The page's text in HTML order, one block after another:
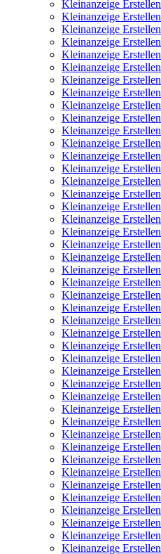
Kleinanzeige Erstellen
Kleinanzeige Erstellen
Kleinanzeige Erstellen
Kleinanzeige Erstellen
Kleinanzeige Erstellen
Kleinanzeige Erstellen
Kleinanzeige Erstellen
Kleinanzeige Erstellen
Kleinanzeige Erstellen
Kleinanzeige Erstellen
Kleinanzeige Erstellen
Kleinanzeige Erstellen
Kleinanzeige Erstellen
Kleinanzeige Erstellen
Kleinanzeige Erstellen
Kleinanzeige Erstellen
Kleinanzeige Erstellen
Kleinanzeige Erstellen
Kleinanzeige Erstellen
Kleinanzeige Erstellen
Kleinanzeige Erstellen
Kleinanzeige Erstellen
Kleinanzeige Erstellen
Kleinanzeige Erstellen
Kleinanzeige Erstellen
Kleinanzeige Erstellen
Kleinanzeige Erstellen
Kleinanzeige Erstellen
Kleinanzeige Erstellen
Kleinanzeige Erstellen
Kleinanzeige Erstellen
Kleinanzeige Erstellen
Kleinanzeige Erstellen
Kleinanzeige Erstellen
Kleinanzeige Erstellen
Kleinanzeige Erstellen
Kleinanzeige Erstellen
Kleinanzeige Erstellen
Kleinanzeige Erstellen
Kleinanzeige Erstellen
Kleinanzeige Erstellen
Kleinanzeige Erstellen
Kleinanzeige Erstellen
Kleinanzeige Erstellen